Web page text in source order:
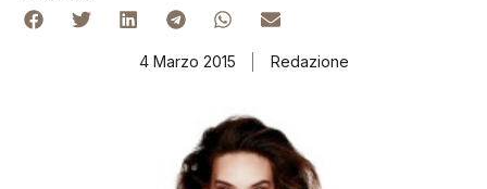
4 Marzo 2015 Redazione